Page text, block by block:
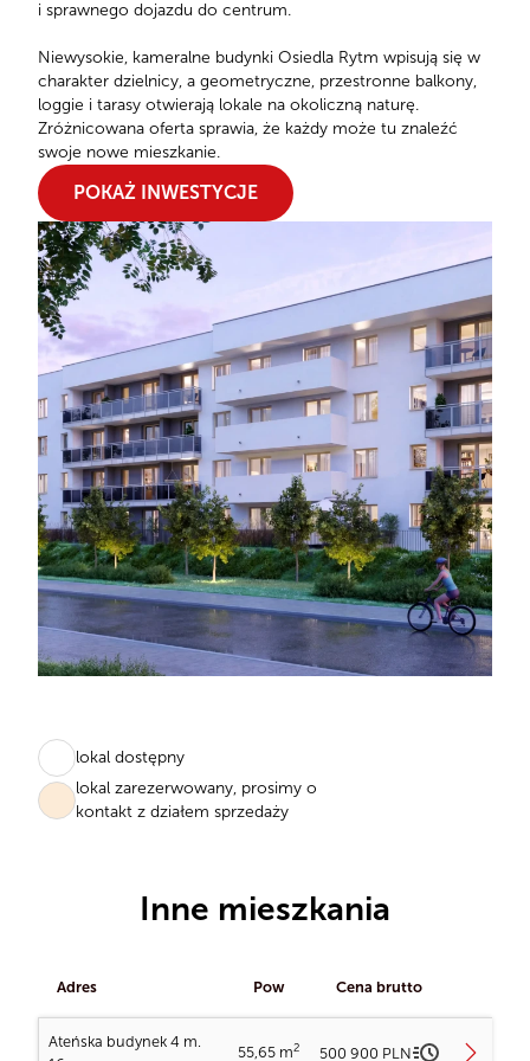
i sprawnego dojazdu do centrum.
Niewysokie, kameralne budynki Osiedla Rytm wpisują się w
charakter dzielnicy, a geometryczne, przestronne balkony,
loggie i tarasy otwierają lokale na okoliczną naturę.
Zróżnicowana oferta sprawia, że każdy może tu znaleźć
swoje nowe mieszkanie.
POKAŻ INWESTYCJE
lokal dostępny
lokal zarezerwowany, prosimy o
kontakt z działem sprzedaży
Inne mieszkania
Adres Pow Cena brutto
Ateńska budynek 4 m.
55,65 m2 500 900 PLN